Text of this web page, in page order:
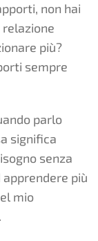
non hai
più?
sempre
parlo
significa
senza
più
mio